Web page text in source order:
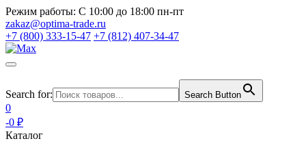
Режим работы: С 10:00 до 18:00 пн-пт
zakaz@optima-trade.ru
+7 (800) 333-15-47 +7 (812) 407-34-47
Search for: Search Button
0
-0 ₽
Каталог